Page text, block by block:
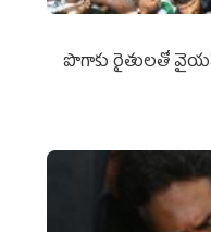
పొగాకు రైతుల‌తో